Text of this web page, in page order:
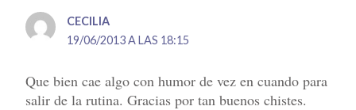
CECILIA
19/06/2013 A LAS 18:15
Que bien cae algo con humor de vez en cuando para
salir de la rutina. Gracias por tan buenos chistes.